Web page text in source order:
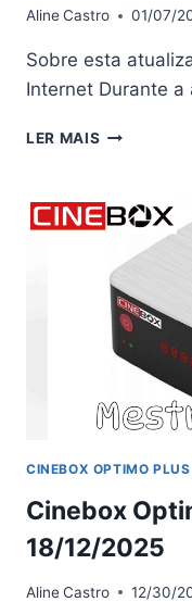
AlineCastro 01/07/
Sobre esta
Internet Durante
LER MAIS CINEBOX
–
02/01/2026
CINEBOX OPTIMO PLUS
Cinebox
18/12/2025
AlineCastro 12/30/